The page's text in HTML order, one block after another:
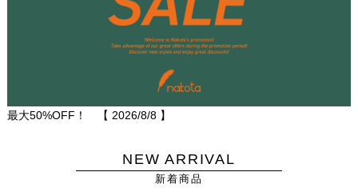
最大50%OFF！ 【 2026/8/8】
NEW ARRIVAL
新着商品